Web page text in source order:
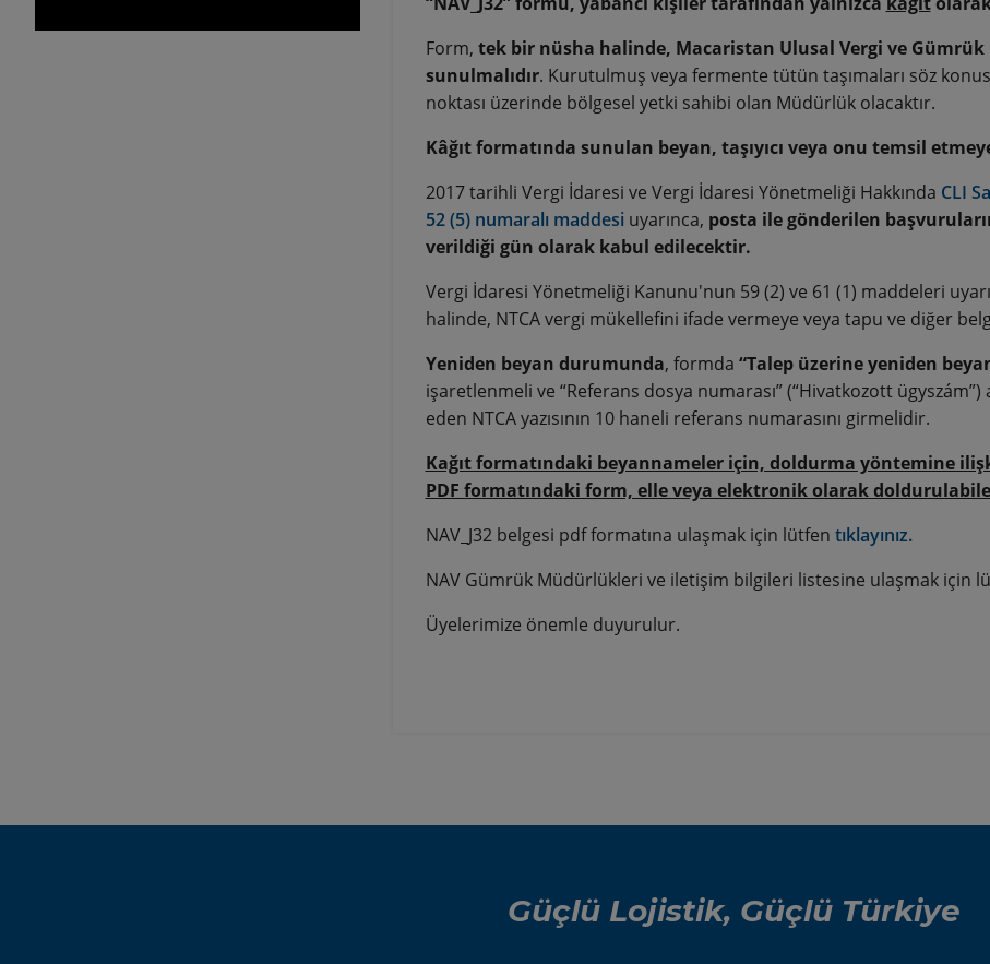
Form, tek bir nüsha halinde, Macaristan Ulusal Vergi ve
sunulmalıdır. Kurutulmuş veya fermente tütün taşımaları söz
noktası üzerinde bölgesel yetki sahibi olan Müdürlük olacaktır.
Kâğıt formatında sunulan beyan, taşıyıcı veya onu temsil
2017 tarihli Vergi İdaresi ve Vergi İdaresi Yönetmeliği Hakkında CLI
52 (5) numaralı maddesi uyarınca, posta ile gönderilen
verildiği gün olarak kabul edilecektir.
Vergi İdaresi Yönetmeliği Kanunu'nun 59 (2) ve 61 (1) maddeleri
halinde, NTCA vergi mükellefini ifade vermeye veya tapu ve diğer
Yeniden beyan durumunda, formda “Talep üzerine yeniden
işaretlenmeli ve “Referans dosya numarası” (“Hivatkozott
eden NTCA yazısının 10 haneli referans numarasını girmelidir.
Kağıt formatındaki beyannameler için, doldurma yöntemine
PDF formatındaki form, elle veya elektronik olarak
NAV_J32 belgesi pdf formatına ulaşmak için lütfen tıklayınız.
NAV Gümrük Müdürlükleri ve iletişim bilgileri listesine ulaşmak için
Üyelerimize önemle duyurulur.
Güçlü Lojistik, Güçlü Türkiye